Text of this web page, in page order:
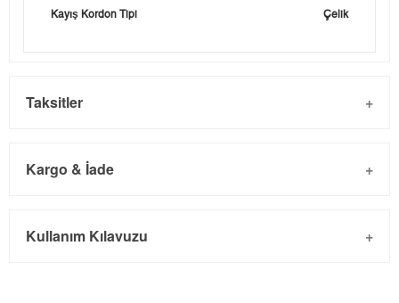
Kayış Kordon Tipi
Çelik
Taksitler
Kargo & İade
Kullanım Kılavuzu